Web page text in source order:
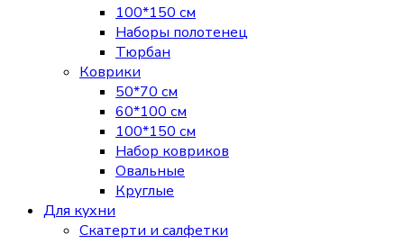
100*150 см
Наборы полотенец
Тюрбан
Коврики
50*70 см
60*100 см
100*150 см
Набор ковриков
Овальные
Круглые
Для кухни
Скатерти и салфетки